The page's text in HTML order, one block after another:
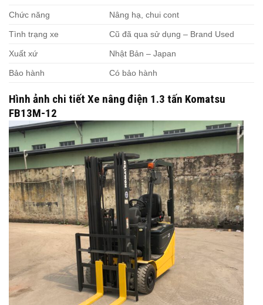
Chức năng Nâng hạ, chui cont
Tình trạng xe Cũ đã qua sử dụng – Brand Used
Xuất xứ Nhật Bản – Japan
Bảo hành Có bảo hành
Hình ảnh chi tiết Xe nâng điện 1.3 tấn Komatsu
FB13M-12